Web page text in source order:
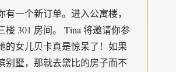
有一个新订单。进入公寓楼，
楼 301 房间。 Tina 将邀请你参
的女儿贝卡真是惊呆了！如果
别墅，那就去黛比的房子而不